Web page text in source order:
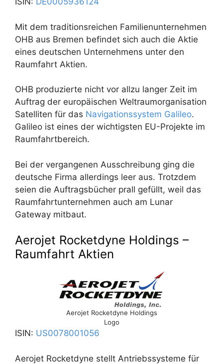
Mit dem traditionsreichen Familienunternehmen
OHB aus Bremen befindet sich auch die Aktie
eines deutschen Unternehmens unter den
Raumfahrt Aktien.
OHB produzierte nicht vor allzu langer Zeit im
Auftrag der europäischen Weltraumorganisation
Satelliten für das Navigationssystem Galileo.
Galileo ist eines der wichtigsten EU-Projekte im
Raumfahrtbereich.
Bei der vergangenen Ausschreibung ging die
deutsche Firma allerdings leer aus. Trotzdem
seien die Auftragsbücher prall gefüllt, weil das
Raumfahrtunternehmen auch am Lunar
Gateway mitbaut.
Aerojet Rocketdyne Holdings –
Raumfahrt Aktien
Aerojet Rocketdyne Holdings
Logo
ISIN: US0078001056
Aerojet Rocketdyne stellt Antriebssysteme für